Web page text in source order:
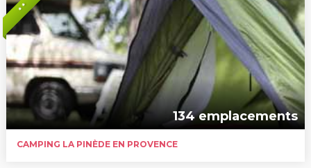
* *
134 emplacements
CAMPING LA PINÈDE EN PROVENCE